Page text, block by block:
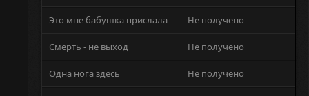
Это мне бабушка прислала Не получено
Смерть - не выход Не получено
Одна нога здесь Не получено